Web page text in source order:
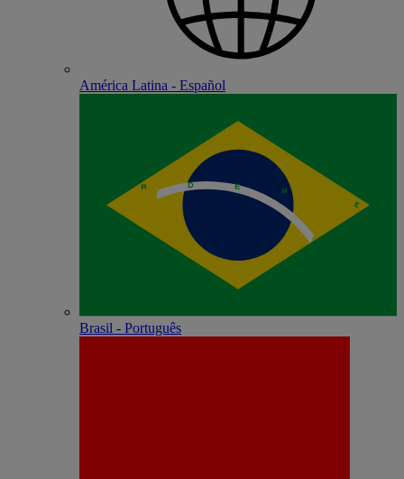
América Latina - Español
Brasil - Português